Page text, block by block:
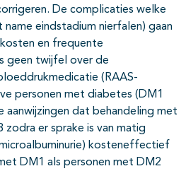
De complicaties welke
eindstadium nierfalen) gaan
en frequente
geen twijfel over de
(RAAS-
personen met diabetes (DM1
aanwijzingen dat behandeling met
zodra er sprake is van matig
kosteneffectief
DM1 als personen met DM2